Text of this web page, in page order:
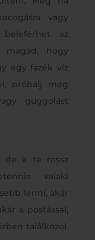
vagy
beleférhet az
magad, hogy
egy fazék víz
próbálj meg
guggolást
de a te rossz
valaki
lenni, akár
a postással,
találkozol.